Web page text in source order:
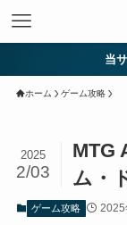
当サイトは、海
ホーム ゲーム攻略
MTG
ム・
2025
2/03
ゲーム攻略 2025